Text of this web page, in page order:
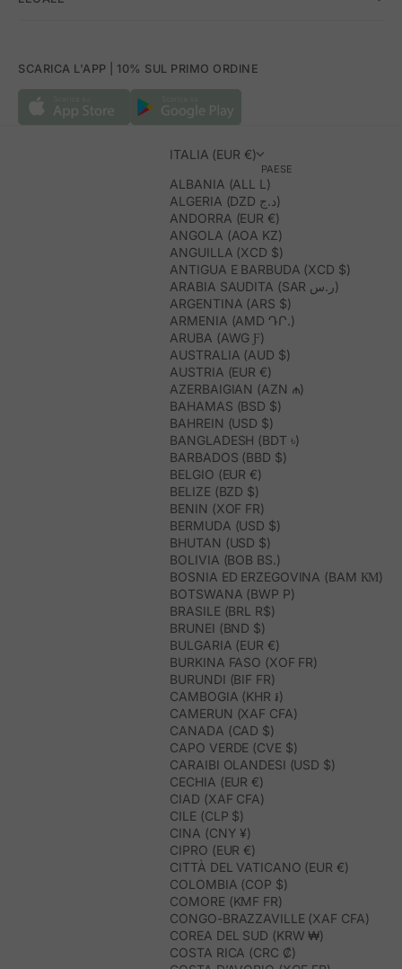
SCARICA L'APP | 10% SUL PRIMO ORDINE
ITALIA (EUR €)
PAESE
ALBANIA (ALL L)
ALGERIA (DZD د.ج)
ANDORRA (EUR €)
ANGOLA (AOA KZ)
ANGUILLA (XCD $)
ANTIGUA E BARBUDA (XCD $)
ARABIA SAUDITA (SAR ر.س)
ARGENTINA (ARS $)
ARMENIA (AMD ԴՐ.)
ARUBA (AWG Ƒ)
AUSTRALIA (AUD $)
AUSTRIA (EUR €)
AZERBAIGIAN (AZN ₼)
BAHAMAS (BSD $)
BAHREIN (USD $)
BANGLADESH (BDT ৳)
BARBADOS (BBD $)
BELGIO (EUR €)
BELIZE (BZD $)
BENIN (XOF FR)
BERMUDA (USD $)
BHUTAN (USD $)
BOLIVIA (BOB BS.)
BOSNIA ED ERZEGOVINA (BAM КМ)
BOTSWANA (BWP P)
BRASILE (BRL R$)
BRUNEI (BND $)
BULGARIA (EUR €)
BURKINA FASO (XOF FR)
BURUNDI (BIF FR)
CAMBOGIA (KHR ៛)
CAMERUN (XAF CFA)
CANADA (CAD $)
CAPO VERDE (CVE $)
CARAIBI OLANDESI (USD $)
CECHIA (EUR €)
CIAD (XAF CFA)
CILE (CLP $)
CINA (CNY ¥)
CIPRO (EUR €)
CITTÀ DEL VATICANO (EUR €)
COLOMBIA (COP $)
COMORE (KMF FR)
CONGO-BRAZZAVILLE (XAF CFA)
COREA DEL SUD (KRW ₩)
COSTA RICA (CRC ₡)